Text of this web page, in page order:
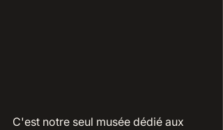
C'est notre seul musée dédié aux